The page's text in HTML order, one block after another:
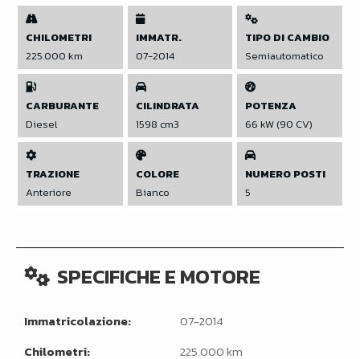
CHILOMETRI
225.000 km
IMMATR.
07-2014
TIPO DI CAMBIO
Semiautomatico
CARBURANTE
Diesel
CILINDRATA
1598 cm3
POTENZA
66 kW (90 CV)
TRAZIONE
Anteriore
COLORE
Bianco
NUMERO POSTI
5
SPECIFICHE E MOTORE
Immatricolazione:
07-2014
Chilometri:
225.000 km